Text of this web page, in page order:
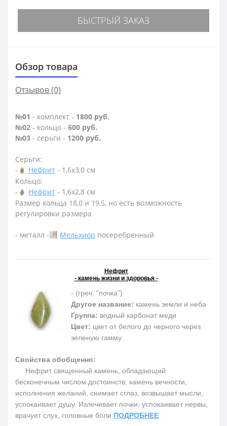
БЫСТРЫЙ ЗАКАЗ
Обзор товара
Отзывов (0)
№01 - комплект - 1800 руб.
№02 - кольцо - 600 руб.
№03 - серьги - 1200 руб.
Серьги:
-
Нефрит - 1,6х3,0 см
Кольцо:
-
Нефрит - 1,6х2,8 см
Размер кольца 18,0 и 19,5, но есть возможность
регулировки размера
- металл - Мельхиор посеребренный
Нефрит
- камень жизни и здоровья -
- (греч. “почка”)
Другое название: камень земли и неба
Группа: водный карбонат меди
Цвет: цвет от белого до черного через
зеленую гамму
Свойства обобщенно:
Нефрит священный камень, обладающий
бесконечным числом достоинств, камень вечности,
исполнения желаний, снимает сглаз, возвышает мысли,
успокаивает душу. Излечивает почки, успокаивает нервы,
врачует слух, головные боли ПОДРОБНЕЕ